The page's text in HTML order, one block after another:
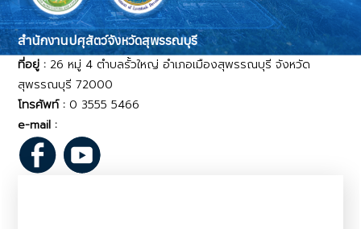
สำนักงานปศุสัตว์จังหวัดสุพรรณบุรี
ที่อยู่ : 26 หมู่ 4 ตำบลรั้วใหญ่ อำเภอเมืองสุพรรณบุรี จังหวัด
สุพรรณบุรี 72000
โทรศัพท์ : 0 3555 5466
e-mail :